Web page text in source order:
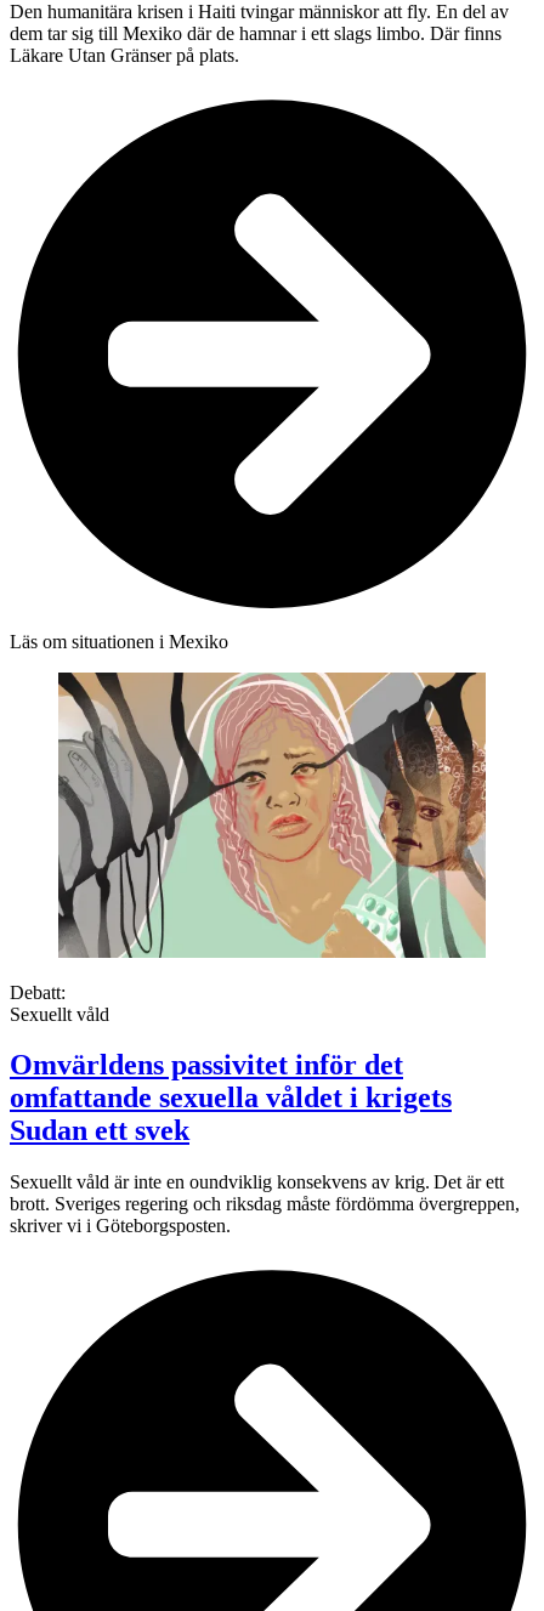
Den humanitära krisen i Haiti tvingar människor att fly. En del av
dem tar sig till Mexiko där de hamnar i ett slags limbo. Där finns
Läkare Utan Gränser på plats.
Läs om situationen i Mexiko
Debatt:
Sexuellt våld
Omvärldens passivitet inför det
omfattande sexuella våldet i krigets
Sudan ett svek
Sexuellt våld är inte en oundviklig konsekvens av krig. Det är ett
brott. Sveriges regering och riksdag måste fördömma övergreppen,
skriver vi i Göteborgsposten.